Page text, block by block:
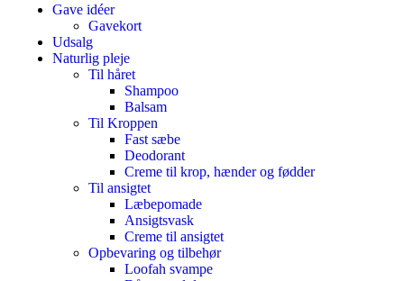
Gave idéer
Gavekort
Udsalg
Naturlig pleje
Til håret
Shampoo
Balsam
Til Kroppen
Fast sæbe
Deodorant
Creme til krop, hænder og fødder
Til ansigtet
Læbepomade
Ansigtsvask
Creme til ansigtet
Opbevaring og tilbehør
Loofah svampe